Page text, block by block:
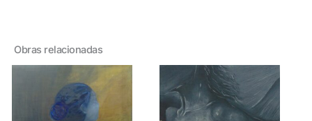
Obras relacionadas